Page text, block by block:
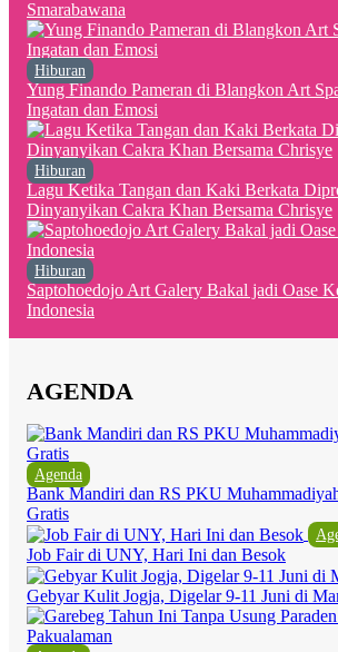
Smarabawana
Hiburan
Yung Finando Pameran di Blangkon Art
Ingatan dan Emosi
Hiburan
Lagu Ketika Tangan dan Kaki Berkata
Dinyanyikan Cakra Khan Bersama Chrisye
Hiburan
Saptohoedojo Art Galery Bakal jadi Oase
Indonesia
AGENDA
Agenda
Bank Mandiri dan RS PKU
Gratis
Job Fair di UNY, Hari Ini dan Besok
Gebyar Kulit Jogja, Digelar 9-11 Juni di